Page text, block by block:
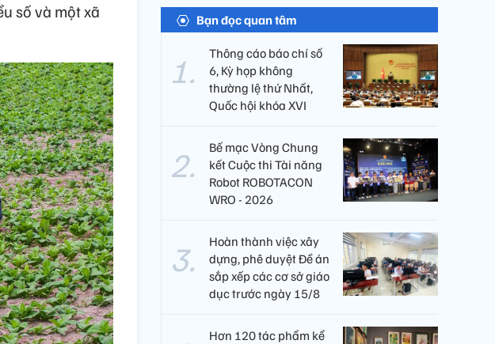
số và một xã
Bạn đọc quan tâm
Thông cáo báo chí số
6, Kỳ họp không
thường lệ thứ Nhất,
Quốc hội khóa XVI
Bế mạc Vòng Chung
kết Cuộc thi Tài năng
Robot ROBOTACON
WRO - 2026
Hoàn thành việc xây
dựng, phê duyệt Đề án
sắp xếp các cơ sở giáo
dục trước ngày 15/8
Hơn 120 tác phẩm kể